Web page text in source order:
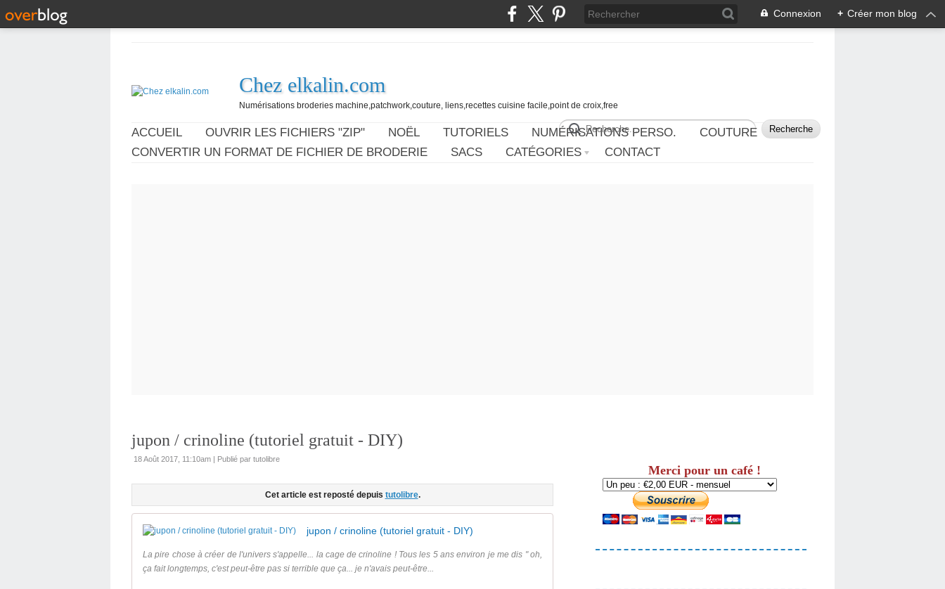
Connexion + Créer mon blog
Chez elkalin.com
Numérisations broderies machine,patchwork,couture, liens,recettes cuisine facile,point de croix,free
ACCUEIL OUVRIR LES FICHIERS "ZIP" NOËL TUTORIELS NUMÉRISATIONS PERSO.
COUTURE
CONVERTIR UN FORMAT DE FICHIER DE BRODERIE
SACS CATÉGORIES CONTACT
jupon / crinoline (tutoriel gratuit - DIY)
18 Août 2017, 11:10am | Publié par tutolibre
Cet article est reposté depuis tutolibre.
jupon / crinoline (tutoriel gratuit - DIY)
La pire chose à créer de l'univers s'appelle... la cage de crinoline ! Tous les 5 ans environ je me dis " oh,
ça fait longtemps, c'est peut-être pas si terrible que ça... je n'avais peut-être...
Merci pour un café !